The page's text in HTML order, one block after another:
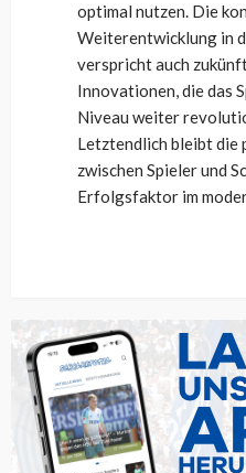
optimal nutzen. Die
Weiterentwicklung in
verspricht auch
Innovationen, die das
Niveau weiter
Letztendlich bleibt die
zwischen Spieler und
Erfolgsfaktor im